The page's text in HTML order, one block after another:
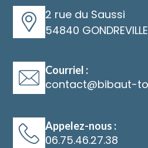
2 rue du Saussi
54840 GONDREVILLE
Courriel :
@
Appelez-nous :
06.75.46.27.38